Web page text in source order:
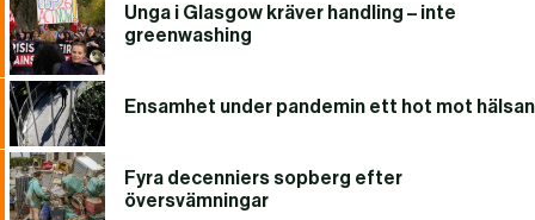
Unga i Glasgow kräver handling – inte
greenwashing
Ensamhet under pandemin ett hot mot hälsan
Fyra decenniers sopberg efter
översvämningar